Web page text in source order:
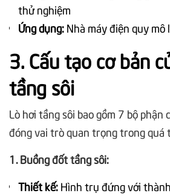
thử nghiệm
Ứng dụng: Nhà máy điện quy
3. Cấu tạo cơ bản
tầng sôi
Lò hơi tầng sôi bao gồm 7 bộ phận
đóng vai trò quan trọng trong quá
1. Buồng đốt tầng sôi:
Thiết kế: Hình trụ đứng với